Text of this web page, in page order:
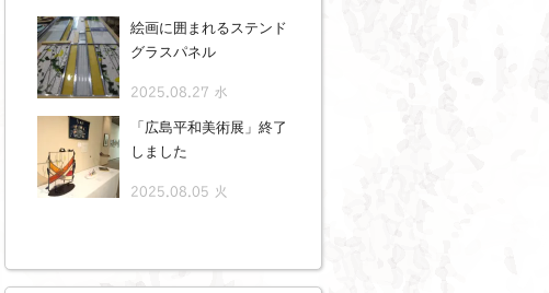
絵画に囲まれるステンド
グラスパネル
2025.08.27 水
「広島平和美術展」終了
しました
2025.08.05 火